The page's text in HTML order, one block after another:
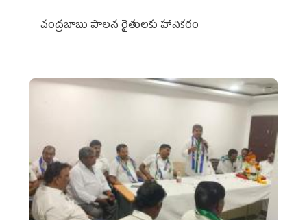
చంద్రబాబు పాలన రైతులకు హానికరం